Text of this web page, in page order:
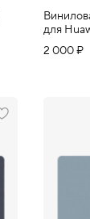
для
2 000 ₽